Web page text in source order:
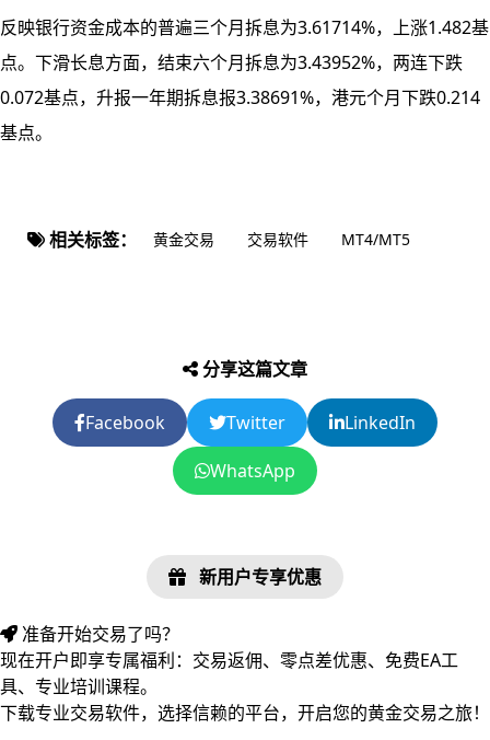
反映银行资金成本的普遍三个月拆息为3.61714%，上涨1.482基
点。下滑长息方面，结束六个月拆息为3.43952%，两连下跌
0.072基点，升报一年期拆息报3.38691%，港元个月下跌0.214
基点。
相关标签： 黄金交易 交易软件 MT4/MT5
分享这篇文章
Facebook Twitter
LinkedIn
WhatsApp
新用户专享优惠
准备开始交易了吗？
现在开户即享专属福利：交易返佣、零点差优惠、免费EA工
具、专业培训课程。
下载专业交易软件，选择信赖的平台，开启您的黄金交易之旅！